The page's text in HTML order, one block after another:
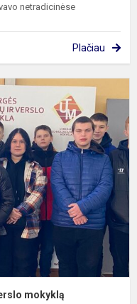
netradicinėse
Plačiau
mokyklą